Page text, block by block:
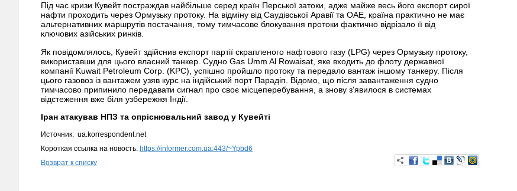
Під час кризи Кувейт постраждав найбільше серед країн Перської затоки, адже майже весь його експорт сирої
нафти проходить через Ормузьку протоку. На відміну від Саудівської Аравії та ОАЕ, країна практично не має
альтернативних маршрутів постачання, тому тимчасове блокування протоки фактично відрізало її від
ключових азійських ринків.
Як повідомлялось, Кувейт здійснив експорт партії скрапленого нафтового газу (LPG) через Ормузьку протоку,
використавши для цього власний танкер. Судно Gas Umm Al Rowaisat, яке входить до флоту державної
компанії Kuwait Petroleum Corp. (KPC), успішно пройшло протоку та передало вантаж іншому танкеру. Після
цього газовоз із вантажем узяв курс на індійський порт Парадіп. Відомо, що після завантаження судно
тимчасово припинило передавати сигнал про своє місцеперебування, а знову з'явилося в системах
відстеження вже біля узбережжя Індії.
Іран атакував НПЗ та опріснювальний завод у Кувейті
Источник: ua.korrespondent.net
Короткая ссылка на новость: https://informer.com.ua:443/~Ypbd6
Возврат к списку